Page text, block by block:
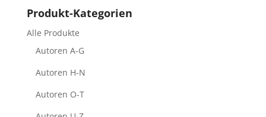
Produkt-Kategorien
Alle Produkte
Autoren A-G
Autoren H-N
Autoren O-T